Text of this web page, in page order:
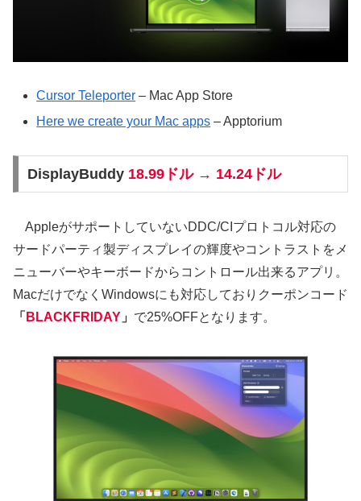
Cursor Teleporter – Mac App Store
Here we create your Mac apps – Apptorium
DisplayBuddy 18.99ドル → 14.24ドル
AppleがサポートしていないDDC/CIプロトコル対応の
サードパーティ製ディスプレイの輝度やコントラストをメ
ニューバーやキーボードからコントロール出来るアプリ。
MacだけでなくWindowsにも対応しておりクーポンコード
「 BLACKFRIDAY 」 で25%OFFとなります。